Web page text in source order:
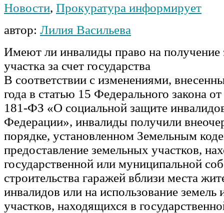
Новости, Прокуратура информирует
автор: Лилия Васильева
Имеют ли инвалиды право на получение
участка за счет государства
В соответствии с изменениями,
года в статью 15 Федерального закона
181-ФЗ «О социальной защите
Федерации», инвалиды получили
порядке, установленном Земельным
предоставление земельных участков,
государственной или муниципальной
строительства гаражей вблизи места
инвалидов или на использование земель
участков, находящихся в